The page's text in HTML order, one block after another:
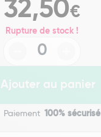
32,50€
Rupture de stock !
Ajouter au panier
Paiement 100% sécurisé